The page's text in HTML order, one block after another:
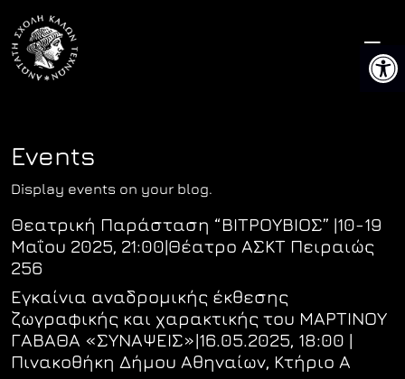
content
Events
Display events on your blog.
Θεατρική Παράσταση “ΒΙΤΡΟΥΒΙΟΣ” |10-19
Μαΐου 2025, 21:00|Θέατρο ΑΣΚΤ Πειραιώς
256
Εγκαίνια αναδρομικής έκθεσης
ζωγραφικής και χαρακτικής του ΜΑΡΤΙΝΟΥ
ΓΑΒΑΘΑ «ΣΥΝΑΨΕΙΣ»|16.05.2025, 18:00 |
Πινακοθήκη Δήμου Αθηναίων, Κτήριο Α